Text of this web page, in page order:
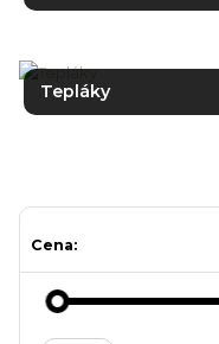
Tepláky
Cena: